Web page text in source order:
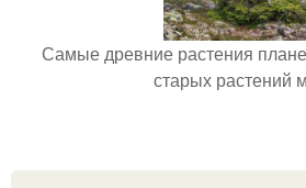
Самые древние растения
старых растений